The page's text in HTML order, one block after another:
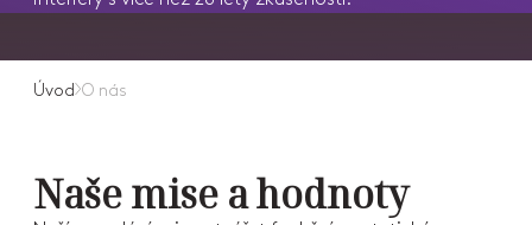
Úvod O nás
Naše mise a hodnoty